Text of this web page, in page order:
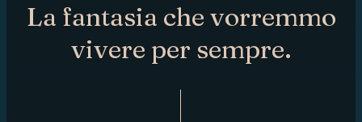
La fantasia che vorremmo
vivere per sempre.